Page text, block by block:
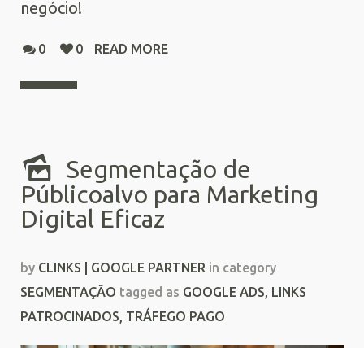
negócio!
0 0 READ MORE
Segmentação de
Públicoalvo para Marketing
Digital Eficaz
by CLINKS | GOOGLE PARTNER in category
SEGMENTAÇÃO tagged as GOOGLE ADS, LINKS
PATROCINADOS, TRÁFEGO PAGO